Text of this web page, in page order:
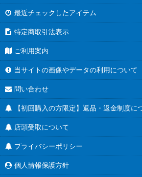
最近チェックしたアイテム
特定商取引法表示
ご利用案内
当サイトの画像やデータの利用について
問い合わせ
【初回購入の方限定】返品・返金制度に
店頭受取について
プライバシーポリシー
個人情報保護方針